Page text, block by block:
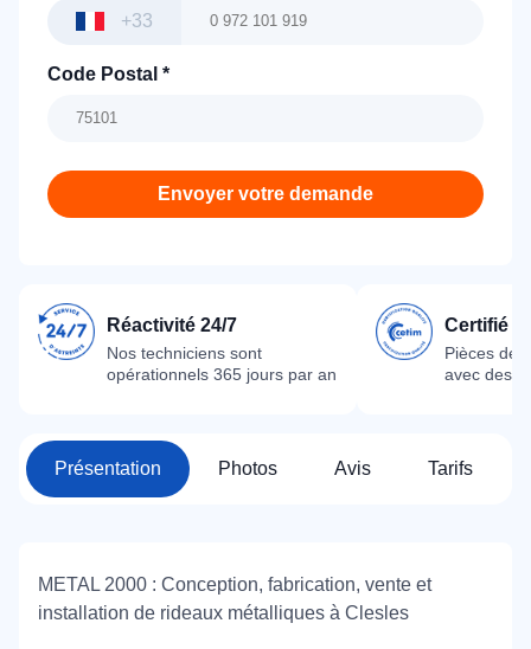
+33
Code Postal *
Envoyer votre demande
Réactivité 24/7
Nos techniciens sont
opérationnels 365 jours par an
Certifié
Pièces
avec des
Présentation Photos Avis Tarifs
METAL 2000 : Conception, fabrication, vente et
installation de rideaux métalliques à Clesles